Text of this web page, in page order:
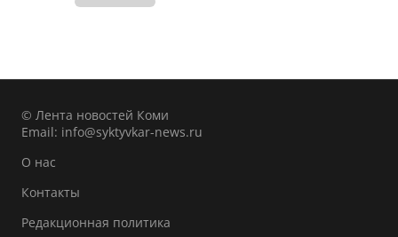
© Лента новостей Коми
Email: info@syktyvkar-news.ru
О нас
Контакты
Редакционная политика